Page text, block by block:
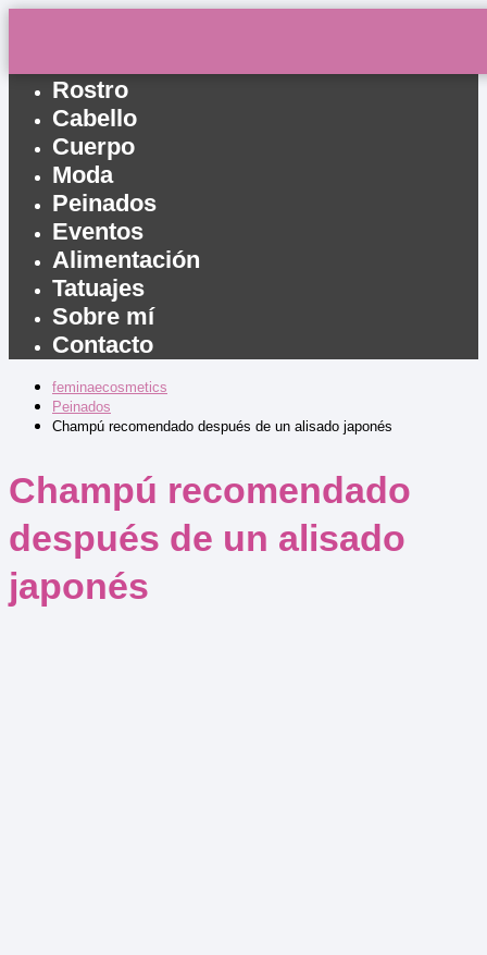
Rostro
Cabello
Cuerpo
Moda
Peinados
Eventos
Alimentación
Tatuajes
Sobre mí
Contacto
feminaecosmetics
Peinados
Champú recomendado después de un alisado japonés
Champú recomendado
después de un alisado
japonés